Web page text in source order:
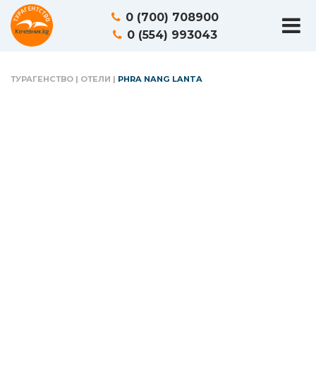
0 (700) 708900
0 (554) 993043
ТУРАГЕНСТВО | ОТЕЛИ | PHRA NANG LANTA